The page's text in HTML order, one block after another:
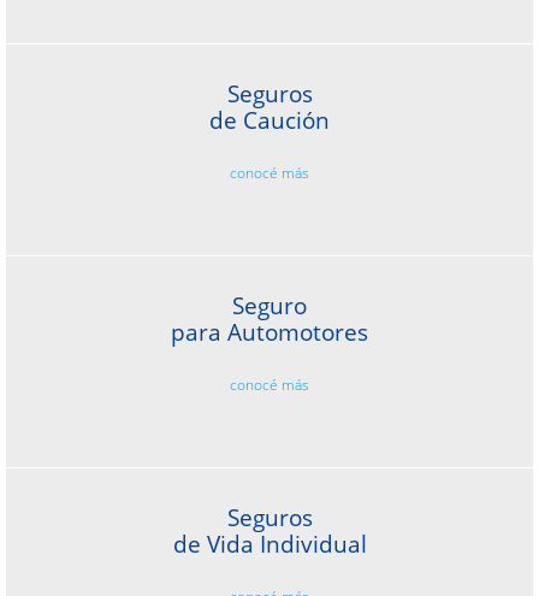
Seguros
de Caución
conocé más
Seguro
para Automotores
conocé más
Seguros
de Vida Individual